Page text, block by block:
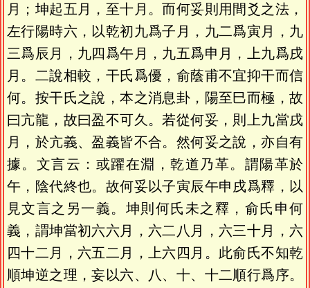
月；坤起五月，至十月。而何妥則用間爻之法，
左行陽時六，以乾初九爲子月，九二爲寅月，九
三爲辰月，九四爲午月，九五爲申月，上九爲戌
月。二說相較，干氏爲優，俞蔭甫不宜抑干而信
何。按干氏之說，本之消息卦，陽至巳而極，故
曰亢龍，故曰盈不可久。若從何妥，則上九當戌
月，於亢義、盈義皆不合。然何妥之說，亦自有
據。文言云：或躍在淵，乾道乃革。謂陽革於
午，陰代終也。故何妥以子寅辰午申戌爲釋，以
見文言之另一義。坤則何氏未之釋，俞氏申何
義，謂坤當初六六月，六二八月，六三十月，六
四十二月，六五二月，上六四月。此俞氏不知乾
順坤逆之理，妄以六、八、十、十二順行爲序。